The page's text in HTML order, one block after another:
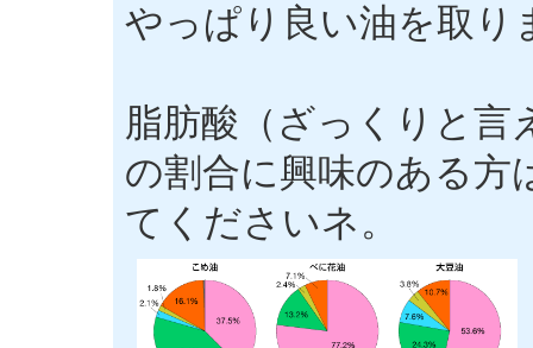
やっぱり良い油を取り
脂肪酸（ざっくりと言
の割合に興味のある方
てくださいネ。